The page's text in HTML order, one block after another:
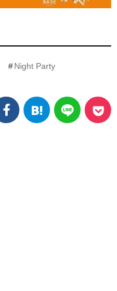
Night Party